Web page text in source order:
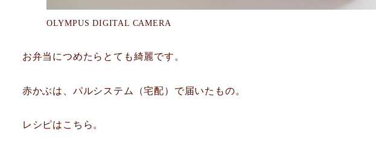
OLYMPUS DIGITAL CAMERA
お弁当につめたらとても綺麗です。
赤かぶは、パルシステム（宅配）で届いたもの。
レシピはこちら。